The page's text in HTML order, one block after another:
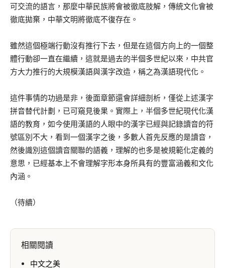
可交流的語言，那麼中華民族將會被徹底肢解，傳統文化會被
徹底拋棄，中華文明將徹底不復存在。
雖然這個極端行動沒有推行下去，但是在這個方向上的一個整
體行動卻一直在繼續，這就是過去的半個多世紀以來，中共官
方大力推行的大規模漢語與漢字改造，稱之為漢語現代化。
這件事情的功過是非，後面章節還會詳細剖析，僅從上述漢字
拼音替代計劃，已可窺見後果。實際上，半個多世紀現代化漢
語的教育，如今使用漢語的人眼中的漢字已經與記錄讀音的符
號區別不大，看到一個漢字之後，多數人首先反應的是讀音，
然後識別這個讀音關聯的語義，理解的也多是被規範化定義的
意思，已經基本上不會理解字形本身所具有的豐富涵義和文化
內涵。
（待續）
相關閱讀
中文之美